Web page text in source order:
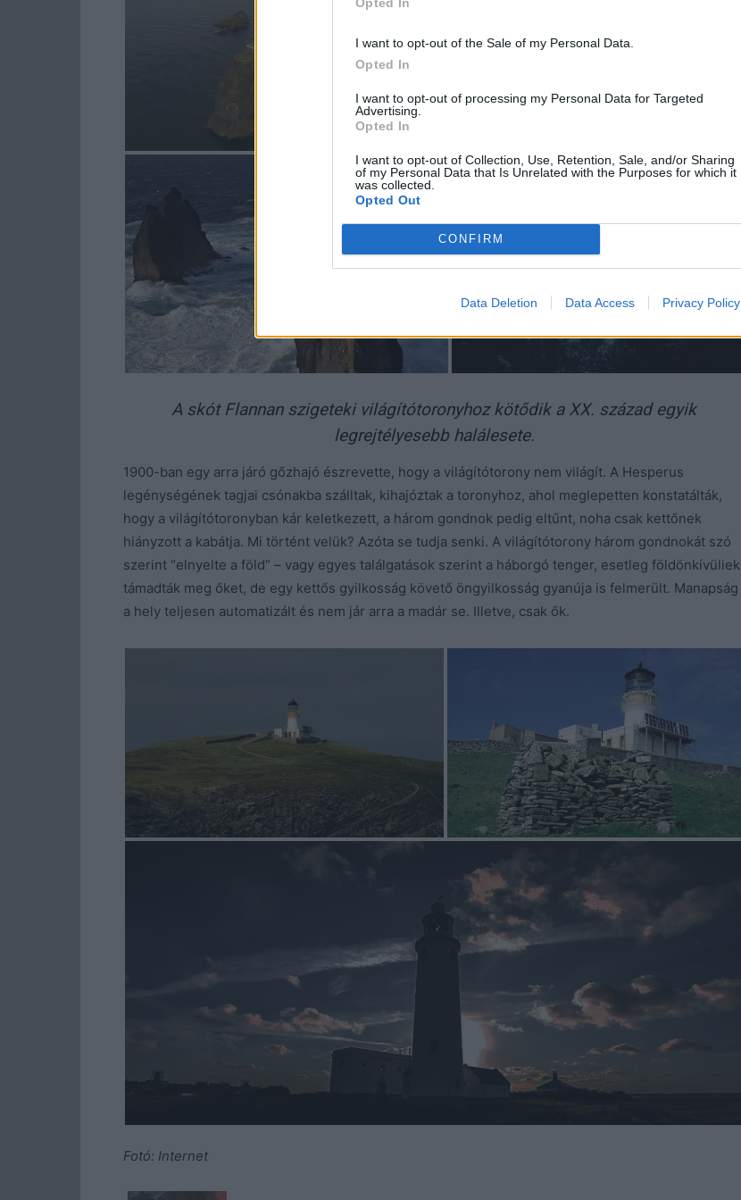
I want to opt-out of the Sale of my Personal Data.
Opted In
I want to opt-out of processing my Personal Data for Targeted
Advertising.
Opted In
I want to opt-out of Collection, Use, Retention, Sale, and/or Sharing
of my Personal Data that Is Unrelated with the Purposes for which it
was collected.
Opted Out
CONFIRM
Data Deletion Data Access Privacy Policy
A skót Flannan szigeteki világítótoronyhoz kötődik a XX. század egyik
legrejtélyesebb halálesete.
1900-ban egy arra járó gőzhajó észrevette, hogy a világítótorony nem világít. A Hesperus
legénységének tagjai csónakba szálltak, kihajóztak a toronyhoz, ahol meglepetten konstatálták,
hogy a világítótoronyban kár keletkezett, a három gondnok pedig eltűnt, noha csak kettőnek
hiányzott a kabátja. Mi történt velük? Azóta se tudja senki. A világítótorony három gondnokát szó
szerint “elnyelte a föld” – vagy egyes találgatások szerint a háborgó tenger, esetleg földönkívüliek
támadták meg őket, de egy kettős gyilkosság követő öngyilkosság gyanúja is felmerült. Manapság
a hely teljesen automatizált és nem jár arra a madár se. Illetve, csak ők.
Fotó: Internet